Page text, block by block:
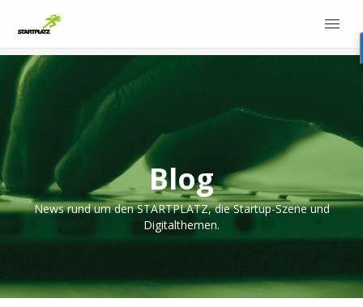
Blog
News rund um den STARTPLATZ, die Startup-Szene und
Digitalthemen.